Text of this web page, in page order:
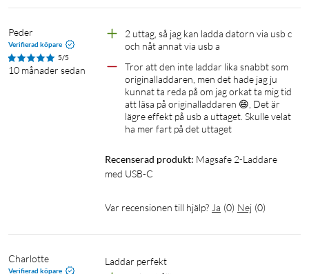
Peder
Verifierad köpare
5/5
10 månader sedan
2 uttag, så jag kan ladda datorn via usb c
och nåt annat via usb a
Tror att den inte laddar lika snabbt som
originalladdaren, men det hade jag ju
kunnat ta reda på om jag orkat ta mig tid
att läsa på originalladdaren 😄, Det är
lägre effekt på usb a uttaget. Skulle velat
ha mer fart på det uttaget
Recenserad produkt: Magsafe 2-Laddare
med USB-C
Var recensionen till hjälp? Ja (0) Nej (0)
Charlotte
Verifierad köpare